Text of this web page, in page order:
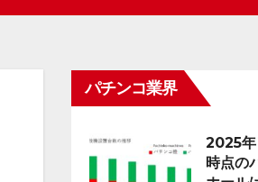
パチンコ業界
2025
時点の